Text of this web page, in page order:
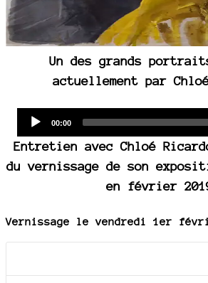
Un des grands
actuellement par
Current
00:00
Entretien avec Chloé
du vernissage de son
en février
Vernissage le vendredi 1er